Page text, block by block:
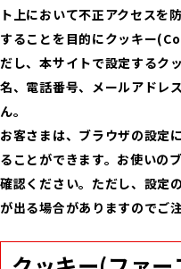
ト上において不正アクセスを
することを目的にクッキー
だし、本サイトで設定するク
名、電話番号、メールアドレ
ん。
お客さまは、ブラウザの設定
ることができます。お使いの
確認ください。ただし、設定
が出る場合がありますのでご